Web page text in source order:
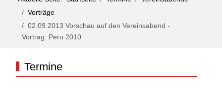
Vorträge
02.09.2013 Vorschau auf den Vereinsabend -
Vortrag: Peru 2010
Termine